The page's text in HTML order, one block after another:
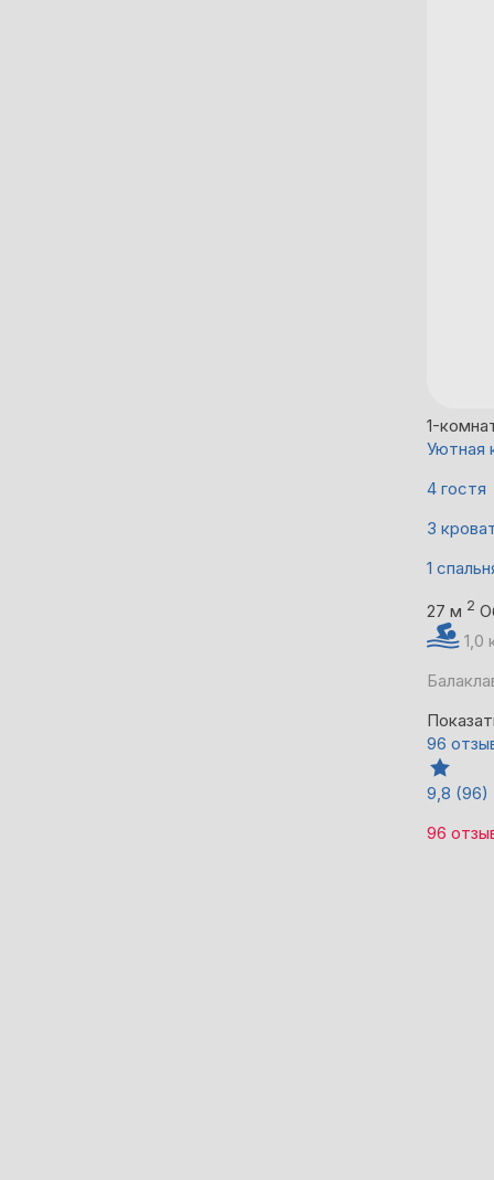
1-
Уютная
4 гостя
3
1
27 м 2
1,0
96
9,8 (96)
96